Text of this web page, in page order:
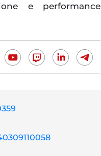
e performance